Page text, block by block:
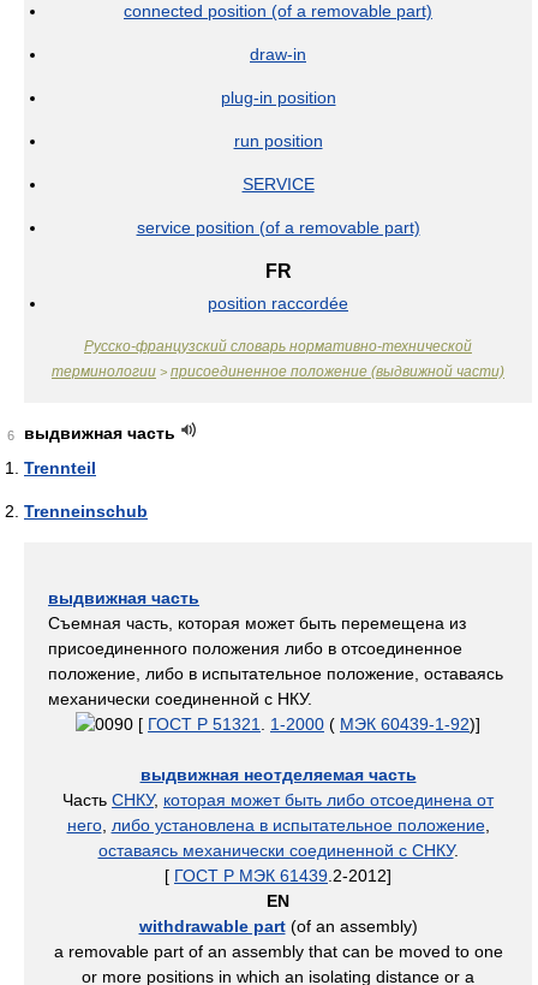
connected position (of a removable part)
draw-in
plug-in position
run position
SERVICE
service position (of a removable part)
FR
position raccordée
Русско-французский словарь нормативно-технической
терминологии > присоединенное положение (выдвижной части)
6
выдвижная часть
Trennteil
Trenneinschub
выдвижная часть
Съемная часть, которая может быть перемещена из
присоединенного положения либо в отсоединенное
положение, либо в испытательное положение, оставаясь
механически соединенной с НКУ.
[ ГОСТ Р 51321 1-2000 ( МЭК 60439-1-92)]
выдвижная неотделяемая часть
Часть СНКУ, которая может быть либо отсоединена от
него, либо установлена в испытательное положение,
оставаясь механически соединенной с СНКУ.
[ ГОСТ Р МЭК 61439 .2-2012]
EN
withdrawable part(of an assembly)
a removable part of an assembly that can be moved to one
or more positions in which an isolating distance or a